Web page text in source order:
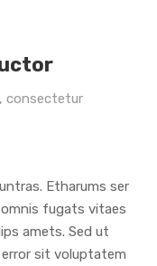
consectetur
Etharums ser
fugats vitaes
amets. Sed ut
sit voluptatem